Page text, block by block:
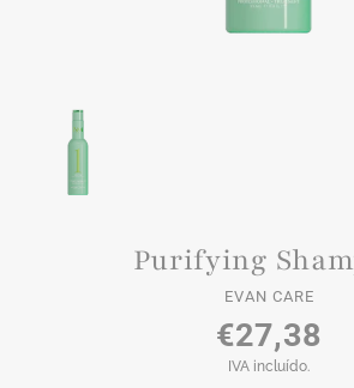
Purifying
EVAN CARE
€27,38
IVA incluído.